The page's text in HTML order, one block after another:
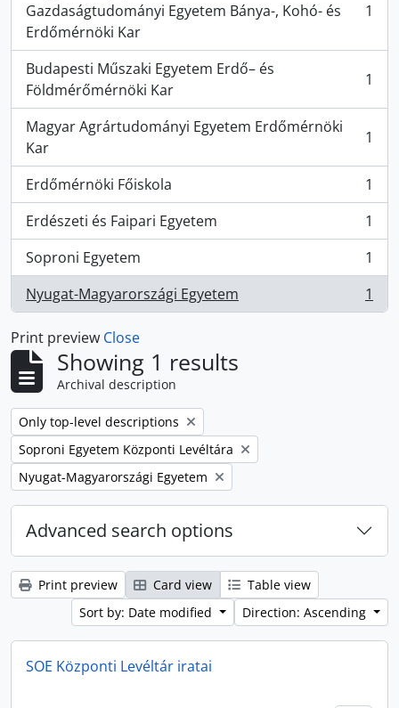
Gazdaságtudományi Egyetem Bánya-, Kohó- és
Erdőmérnöki Kar
, 1 results 1
Budapesti Műszaki Egyetem Erdő– és
Földmérőmérnöki Kar
, 1 results 1
Magyar Agrártudományi Egyetem Erdőmérnöki
Kar
, 1 results 1
Erdőmérnöki Főiskola
, 1 results
1
Erdészeti és Faipari Egyetem
, 1 results
1
Soproni Egyetem
, 1 results
1
Nyugat-Magyarországi Egyetem
, 1 results 1
Print preview Close
Showing 1 results
Archival description
Remove filter:
Only top-level descriptions
Remove filter:
Soproni Egyetem Központi Levéltára
Remove filter:
Nyugat-Magyarországi Egyetem
Advanced search options
Print preview Card view
Table view
Sort by: Date modified
Direction: Ascending
SOE Központi Levéltár iratai